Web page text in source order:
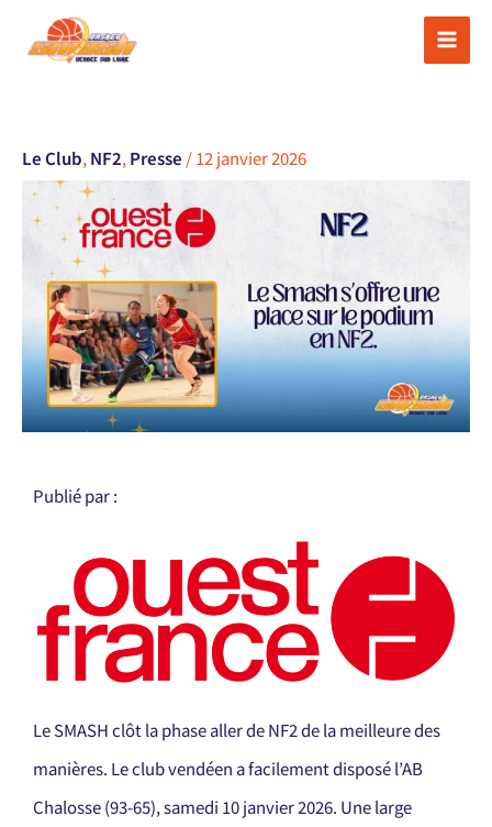
Le Club, NF2, Presse /12 janvier 2026
Publié par :
Le SMASH clôt la phase aller de NF2 de la meilleure des
manières. Le club vendéen a facilement disposé l’AB
Chalosse (93-65), samedi 10 janvier 2026. Une large